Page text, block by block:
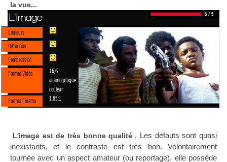
la vue...
L'image
Couleurs
Définition
Compression
Format Vidéo
16/9
anamorphique
couleur
Format Cinéma
1.85:1
L'image est de très bonne qualité . Les défauts sont quasi
inexistants, et le contraste est très bon. Volontairement
tournée avec un aspect amateur (ou reportage), elle possède